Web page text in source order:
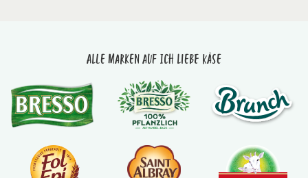
Alle Marken auf Ich liebe Käse